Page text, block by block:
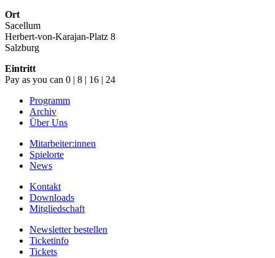
Ort
Sacellum
Herbert-von-Karajan-Platz 8
Salzburg
Eintritt
Pay as you can 0 | 8 | 16 | 24
Programm
Archiv
Über Uns
Mitarbeiter:innen
Spielorte
News
Kontakt
Downloads
Mitgliedschaft
Newsletter bestellen
Ticketinfo
Tickets